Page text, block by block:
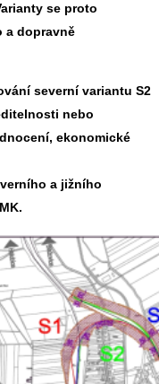
se proto
a dopravně
severní variantu S2
nebo
ekonomické
a jižního